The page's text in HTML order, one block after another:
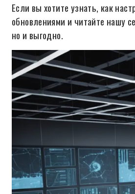
Если вы хотите узнать, как
обновлениями и читайте нашу
но и выгодно.